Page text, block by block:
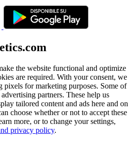
the website functional and optimize
are required. With your consent, we
pixels for marketing purposes. Some of
partners. These help us
tailored content and ads here and on
choose whether or not to accept these
more, or to change your settings,
privacy policy.